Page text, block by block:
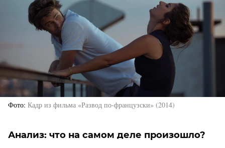
Фото Кадр из фильма «Развод по-французски» (2014)
Анализ: что на самом деле произошло?